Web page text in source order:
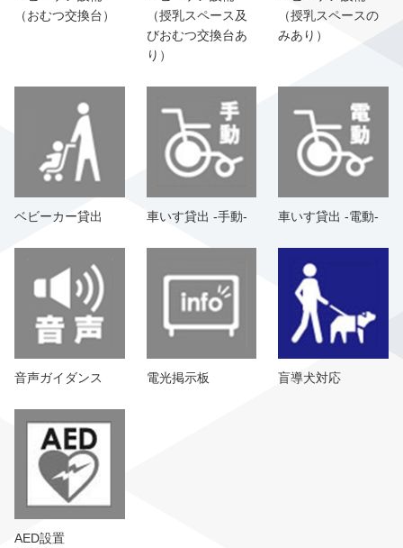
（おむつ交換台）
（授乳スペース及
びおむつ交換台あ
り）
（授乳スペースの
みあり）
ベビーカー貸出 車いす貸出 -手動- 車いす貸出 -電動-
音声ガイダンス 電光掲示板 盲導犬対応
AED設置